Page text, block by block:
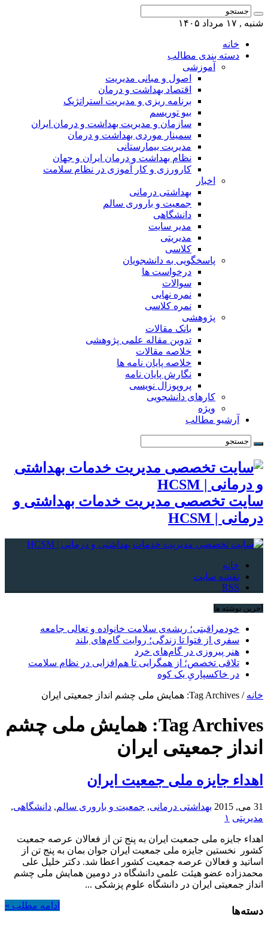
شنبه , ۱۷ مرداد ۱۴۰۵
خانه
دسته بندی مطالب
آموزشی
اصول و مبانی مدیریت
اقتصاد بهداشت و درمان
برنامه ریزی و مدیریت استراتژیک
بیو توریسم
سازمان و مدیریت بهداشت و درمان ایران
سمینار موردی بهداشت و درمان
مدیریت بیمارستانی
نظام بهداشت و درمان ایران و جهان
کارورزی و کار آموزی در نظام سلامت
اخبار
بهداشتی درمانی
جمعیت و باروری سالم
دانشگاهی
مدیر سایت
مدیریتی
کلاسی
پاسخگویی به دانشجویان
درخواست ها
سوالات
نمره نهایی
نمره کلاسی
پژوهشی
بانک مقالات
تدوین مقاله علمی پژوهشی
خلاصه مقالات
خلاصه پایان نامه ها
نگارش پایان نامه
پروپوزال نویسی
کارهای دانشجویی
ویژه
آرشیو مطالب
سایت تخصصی مدیریت خدمات بهداشتی و
درمانی | HCSM
خانه
نقشه سایت
RSS
آخرین نوشته ها
خودمراقبتی؛ ریشه‌ی سلامت خانواده و تعالی جامعه
سفری از فتوا تا زندگی؛ روایت گام‌های بلند
هنر پیروزی در گام‌های خرد
تلاقی تخصص؛ از همگرایی تا هم‌افزایی در نظام سلامت
در خاکسپاریِ یک کوه
خانه / Tag Archives: همایش ملی چشم انداز جمعیتی ایران
Tag Archives: همایش ملی چشم
انداز جمعیتی ایران
اهداء جایزه ملی جمعیت ایران
31 می, 2015 بهداشتی درمانی, جمعیت و باروری سالم, دانشگاهی,
مدیریتی ۱
اهداء جایزه ملی جمعیت ایران به پنج تن از فعالان عرصه جمعیت
کشور نخستین جایزه ملی جمعیت ایران جوان بمان به پنج تن از
اساتید و فعالان عرصه جمعیت کشور اعطا شد. دکتر خلیل علی
محمدزاده عضو هیئت علمی دانشگاه در دومین همایش ملی چشم
انداز جمعیتی ایران در دانشگاه علوم پزشکی ...
ادامه مطلب » دسته‌ها